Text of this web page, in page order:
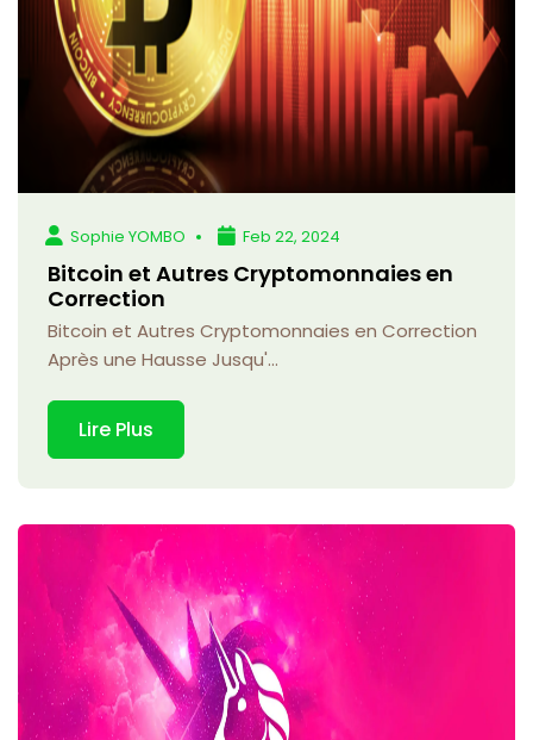
Sophie YOMBO Feb 22, 2024
Bitcoin et Autres Cryptomonnaies en
Correction
Bitcoin et Autres Cryptomonnaies en Correction
Après une Hausse Jusqu'...
Lire Plus